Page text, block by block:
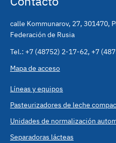
calle Kommunarov, 27, 301470,
Federación de Rusia
Tel.: +7 (48752) 2-17-62, +7
Mapa de acceso
Líneas y equipos
Pasteurizadores de leche
Unidades de normalización
Separadoras lácteas